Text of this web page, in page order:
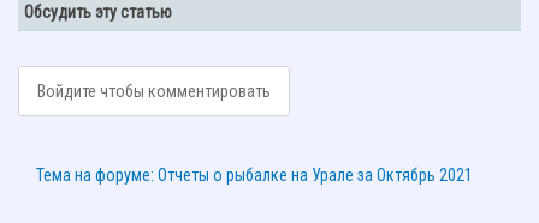
Обсудить эту статью
Войдите чтобы комментировать
Тема на форуме: Отчеты о рыбалке на Урале за Октябрь 2021